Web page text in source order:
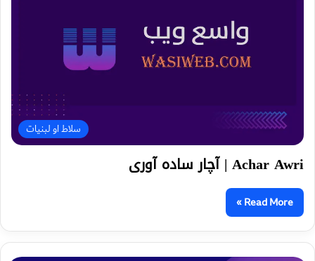
سلاط او لبنیات
Achar Awri | آچار ساده آوری
Read More »